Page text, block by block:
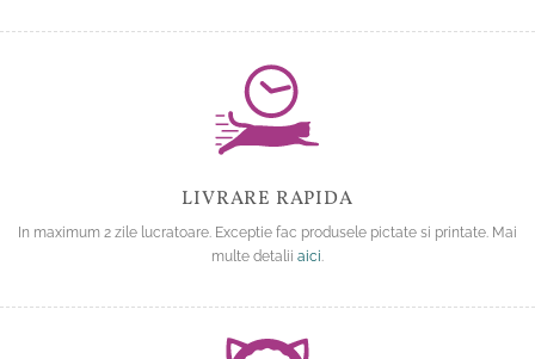
LIVRARE RAPIDA
In maximum 2 zile lucratoare. Exceptie fac produsele pictate si printate. Mai
multe detalii aici.